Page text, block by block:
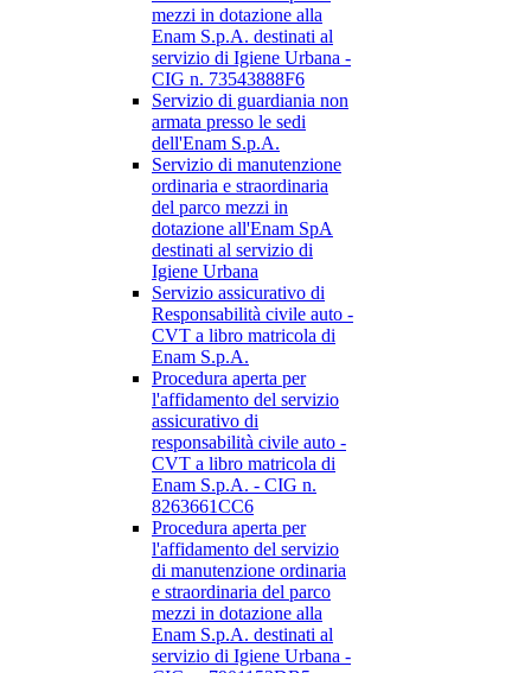
mezzi in dotazione alla
Enam S.p.A. destinati al
servizio di Igiene Urbana -
CIG n. 73543888F6
Servizio di guardiania non
armata presso le sedi
dell'Enam S.p.A.
Servizio di manutenzione
ordinaria e straordinaria
del parco mezzi in
dotazione all'Enam SpA
destinati al servizio di
Igiene Urbana
Servizio assicurativo di
Responsabilità civile auto -
CVT a libro matricola di
Enam S.p.A.
Procedura aperta per
l'affidamento del servizio
assicurativo di
responsabilità civile auto -
CVT a libro matricola di
Enam S.p.A. - CIG n.
8263661CC6
Procedura aperta per
l'affidamento del servizio
di manutenzione ordinaria
e straordinaria del parco
mezzi in dotazione alla
Enam S.p.A. destinati al
servizio di Igiene Urbana -